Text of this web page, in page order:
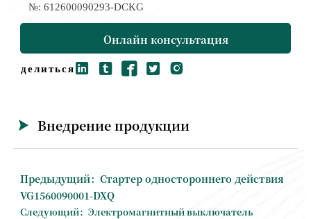
№: 612600090293-DCKG
Онлайн консультация
делиться:    
 Внедрение продукции
Предыдущий： Стартер одностороннего действия
VG1560090001-DXQ
Следующий： Электромагнитный выключатель